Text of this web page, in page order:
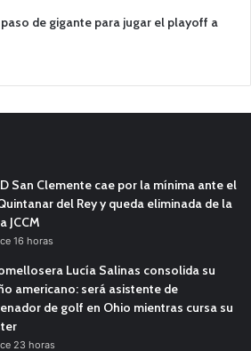
de gigante para jugar el playoff a
San Clemente cae por la mínima ante el
del Rey y queda eliminada de la
JCCM
16 horas
Lucía Salinas consolida su
americano: será asistente de
de golf en Ohio mientras cursa su
23 horas